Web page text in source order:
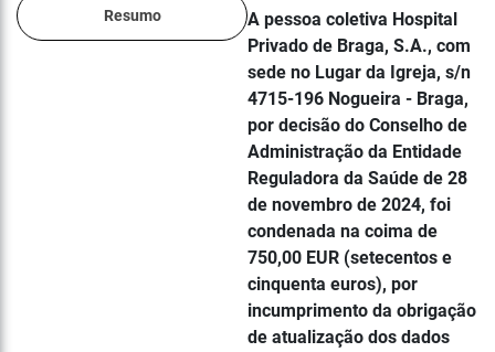
Resumo
A pessoa coletiva Hospital
Privado de Braga, S.A., com
sede no Lugar da Igreja, s/n
4715-196 Nogueira - Braga,
por decisão do Conselho de
Administração da Entidade
Reguladora da Saúde de 28
de novembro de 2024, foi
condenada na coima de
750,00 EUR (setecentos e
cinquenta euros), por
incumprimento da obrigação
de atualização dos dados